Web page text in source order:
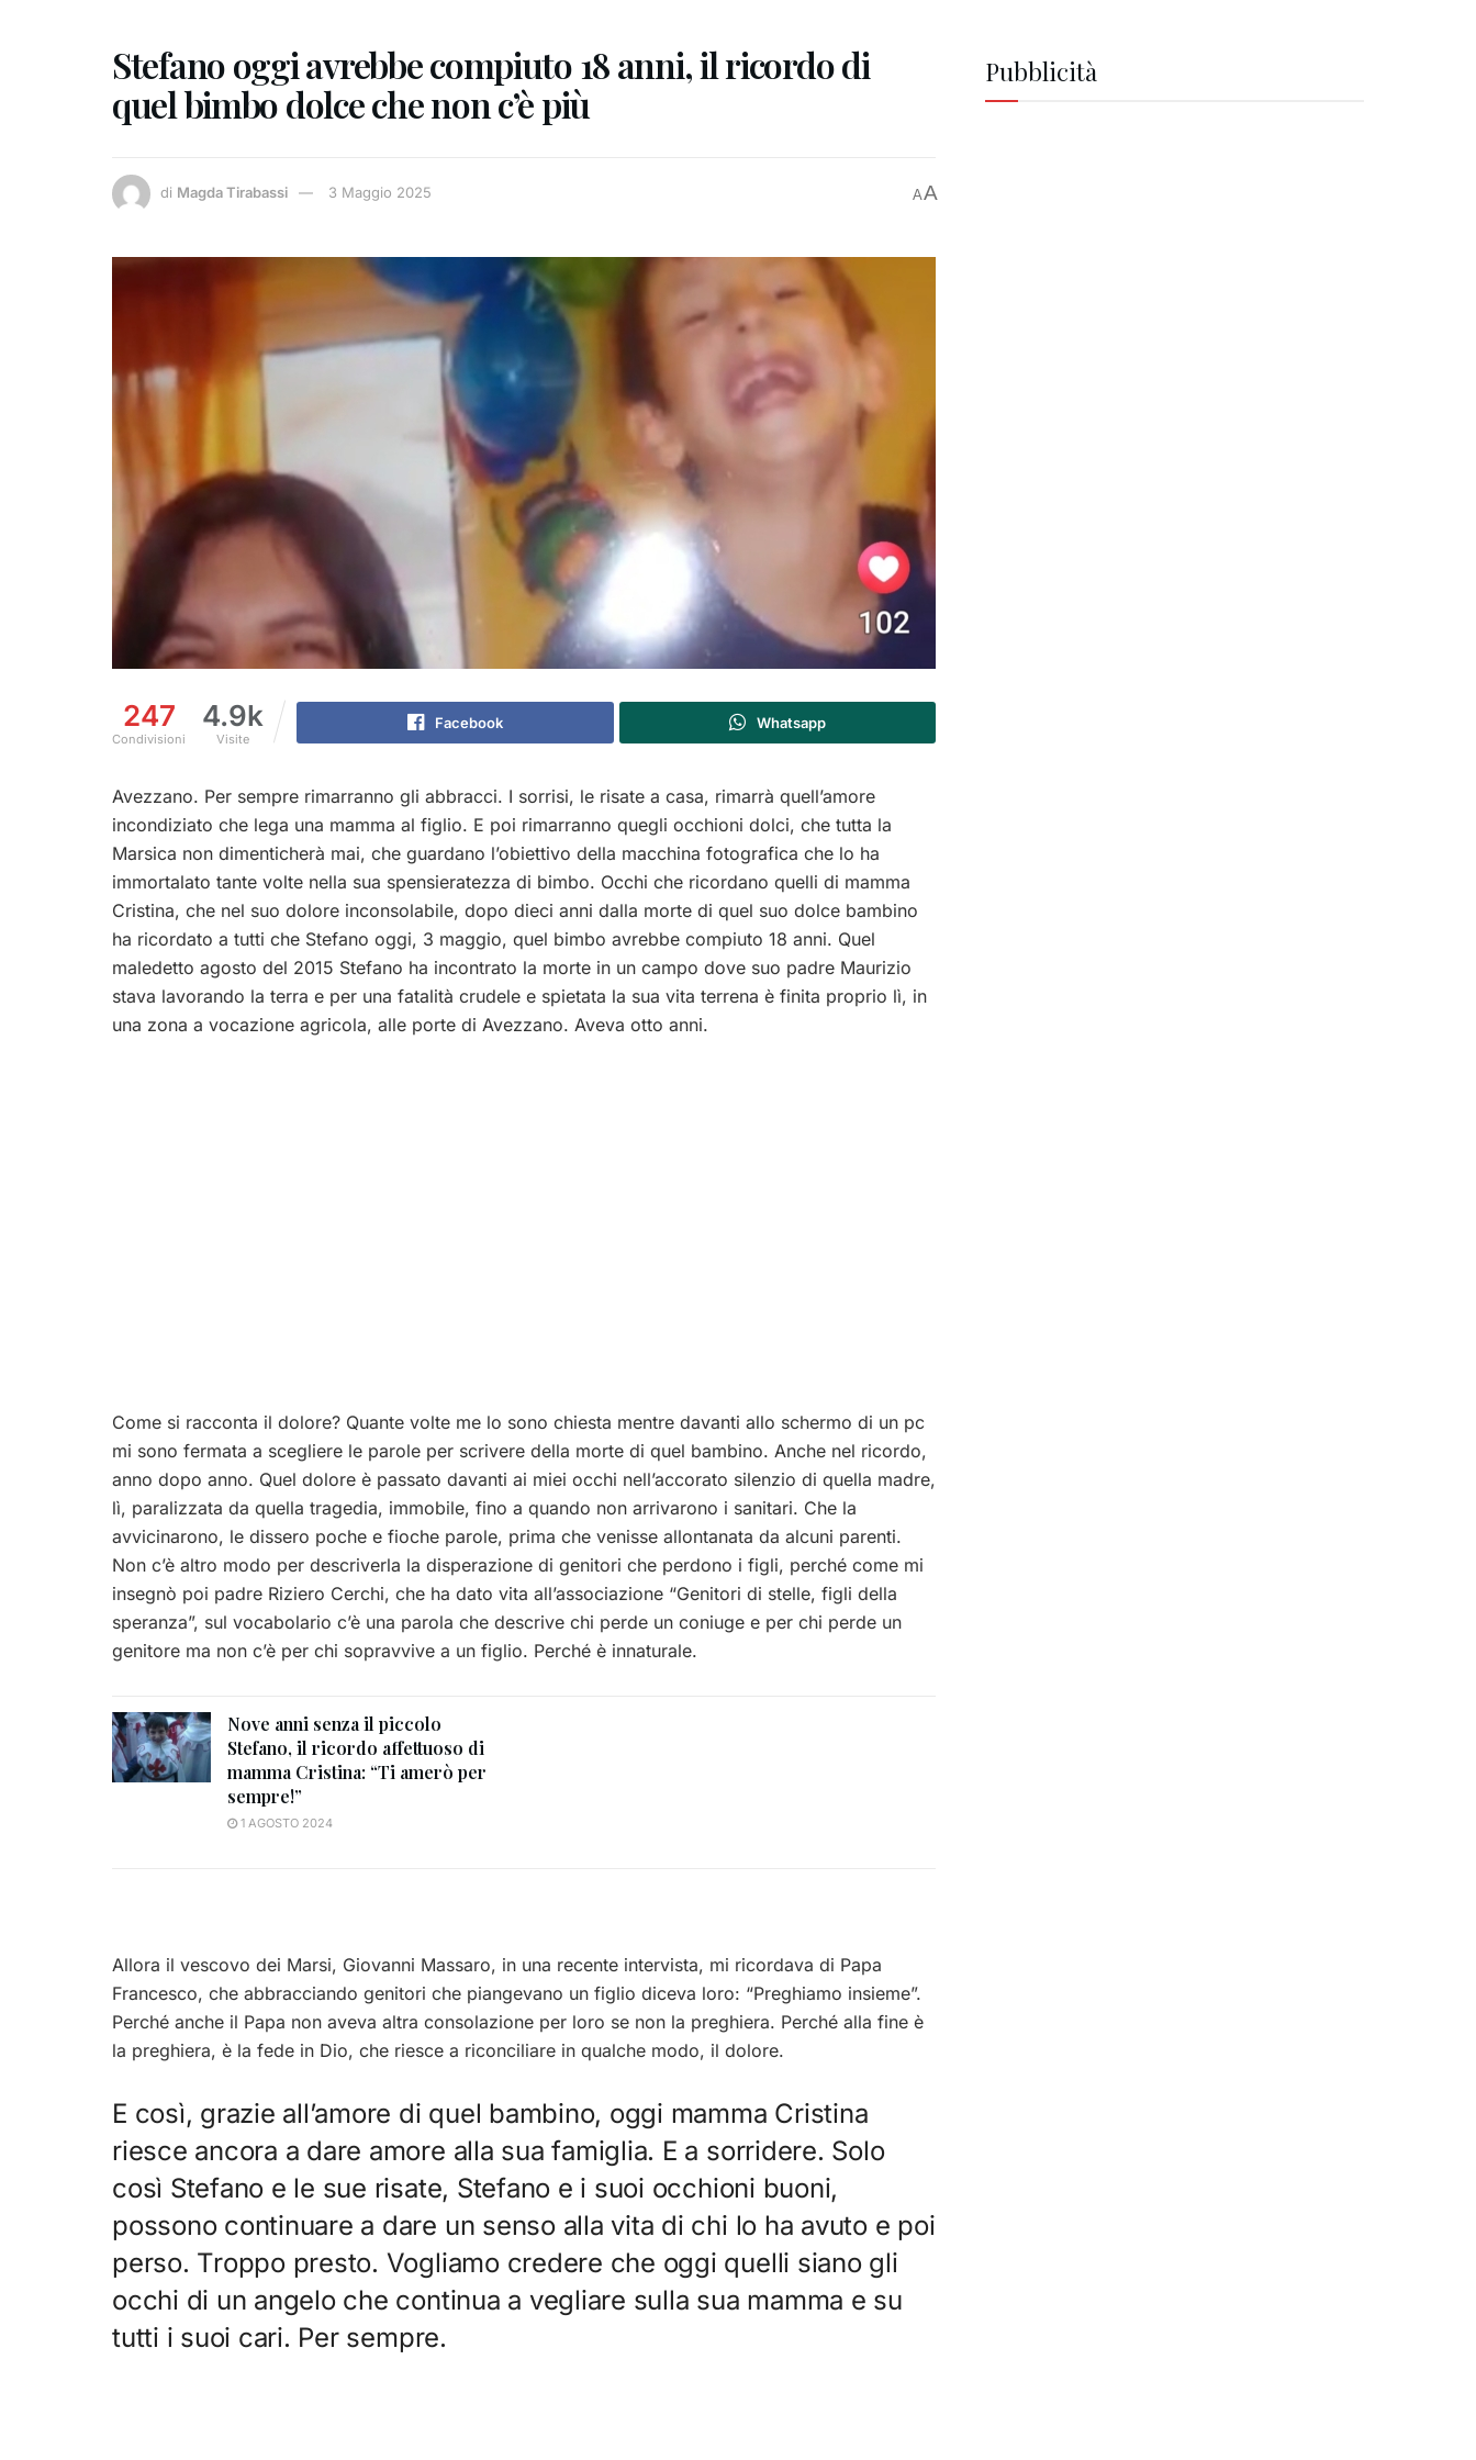
Stefano oggi avrebbe compiuto 18 anni, il ricordo di
quel bimbo dolce che non c’è più
di Magda Tirabassi 3 Maggio 2025 AA
247
Condivisioni
4.9k
Visite
Facebook Whatsapp
Avezzano. Per sempre rimarranno gli abbracci. I sorrisi, le risate a casa, rimarrà quell’amore
incondiziato che lega una mamma al figlio. E poi rimarranno quegli occhioni dolci, che tutta la
Marsica non dimenticherà mai, che guardano l’obiettivo della macchina fotografica che lo ha
immortalato tante volte nella sua spensieratezza di bimbo. Occhi che ricordano quelli di mamma
Cristina, che nel suo dolore inconsolabile, dopo dieci anni dalla morte di quel suo dolce bambino
ha ricordato a tutti che Stefano oggi, 3 maggio, quel bimbo avrebbe compiuto 18 anni. Quel
maledetto agosto del 2015 Stefano ha incontrato la morte in un campo dove suo padre Maurizio
stava lavorando la terra e per una fatalità crudele e spietata la sua vita terrena è finita proprio lì, in
una zona a vocazione agricola, alle porte di Avezzano. Aveva otto anni.
Come si racconta il dolore? Quante volte me lo sono chiesta mentre davanti allo schermo di un pc
mi sono fermata a scegliere le parole per scrivere della morte di quel bambino. Anche nel ricordo,
anno dopo anno. Quel dolore è passato davanti ai miei occhi nell’accorato silenzio di quella madre,
lì, paralizzata da quella tragedia, immobile, fino a quando non arrivarono i sanitari. Che la
avvicinarono, le dissero poche e fioche parole, prima che venisse allontanata da alcuni parenti.
Non c’è altro modo per descriverla la disperazione di genitori che perdono i figli, perché come mi
insegnò poi padre Riziero Cerchi, che ha dato vita all’associazione “Genitori di stelle, figli della
speranza”, sul vocabolario c’è una parola che descrive chi perde un coniuge e per chi perde un
genitore ma non c’è per chi sopravvive a un figlio. Perché è innaturale.
Nove anni senza il piccolo
Stefano, il ricordo affettuoso di
mamma Cristina: “Ti amerò per
sempre!”
1 AGOSTO 2024
Allora il vescovo dei Marsi, Giovanni Massaro, in una recente intervista, mi ricordava di Papa
Francesco, che abbracciando genitori che piangevano un figlio diceva loro: “Preghiamo insieme”.
Perché anche il Papa non aveva altra consolazione per loro se non la preghiera. Perché alla fine è
la preghiera, è la fede in Dio, che riesce a riconciliare in qualche modo, il dolore.
E così, grazie all’amore di quel bambino, oggi mamma Cristina
riesce ancora a dare amore alla sua famiglia. E a sorridere. Solo
così Stefano e le sue risate, Stefano e i suoi occhioni buoni,
possono continuare a dare un senso alla vita di chi lo ha avuto e poi
perso. Troppo presto. Vogliamo credere che oggi quelli siano gli
occhi di un angelo che continua a vegliare sulla sua mamma e su
tutti i suoi cari. Per sempre.
Pubblicità